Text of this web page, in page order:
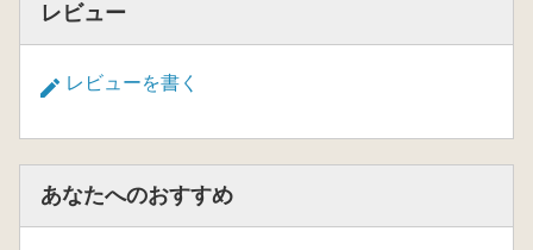
レビュー
レビューを書く
あなたへのおすすめ